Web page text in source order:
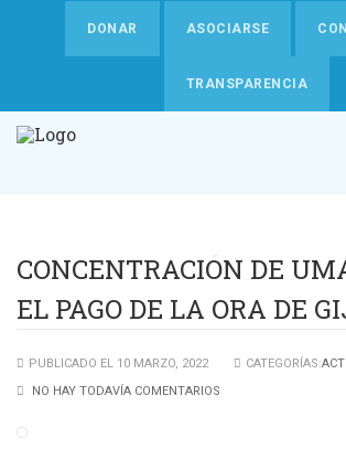
DONAR ASOCIARSE
TRANSPARENCIA
CONCENTRACIÓN DE
EL PAGO DE LA ORA DE
PUBLICADO EL 10 MARZO, 2022 CATEGORÍAS:
NO HAY TODAVÍA COMENTARIOS